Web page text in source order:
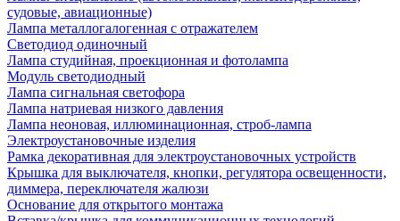
судовые, авиационные)
Лампа металлогалогенная с отражателем
Светодиод одиночный
Лампа студийная, проекционная и фотолампа
Модуль светодиодный
Лампа сигнальная светофора
Лампа натриевая низкого давления
Лампа неоновая, иллюминационная, строб-лампа
Электроустановочные изделия
Рамка декоративная для электроустановочных устройств
Крышка для выключателя, кнопки, регулятора освещенности,
диммера, переключателя жалюзи
Основание для открытого монтажа